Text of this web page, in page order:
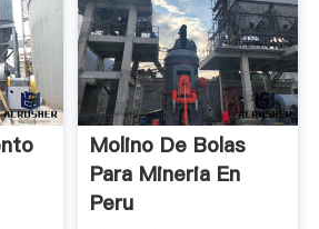
Molino De Bolas
Para Mineria En
Peru